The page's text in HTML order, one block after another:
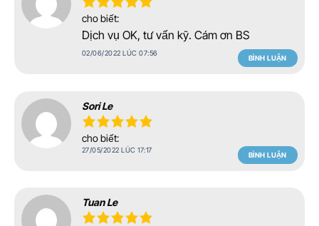
cho biết:
Dịch vụ OK, tư vấn kỹ. Cám ơn BS
02/06/2022 LÚC 07:56
BÌNH LUẬN
Sori Le
cho biết:
27/05/2022 LÚC 17:17
BÌNH LUẬN
Tuan Le